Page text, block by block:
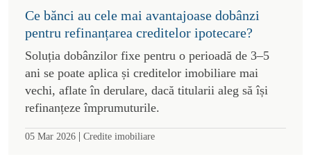
Ce bănci au cele mai avantajoase dobânzi
pentru refinanțarea creditelor ipotecare?
Soluția dobânzilor fixe pentru o perioadă de 3–5
ani se poate aplica și creditelor imobiliare mai
vechi, aflate în derulare, dacă titularii aleg să își
refinanțeze împrumuturile.
05 Mar 2026 | Credite imobiliare